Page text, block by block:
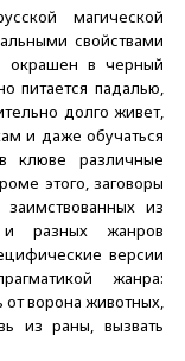
магической
свойствами
окрашен в черный
питается падалью,
долго живет,
и даже обучаться
клюве различные
этого, заговоры
из
и разных жанров
версии
жанра:
ворона животных,
из раны, вызвать